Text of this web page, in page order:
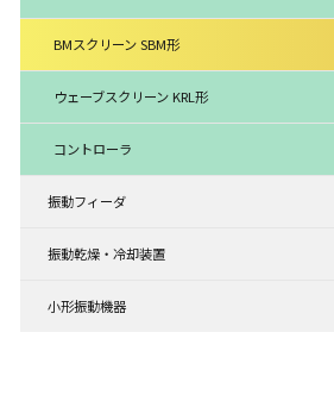
BMスクリーン SBM形
ウェーブスクリーン KRL形
コントローラ
振動フィーダ
振動乾燥・冷却装置
小形振動機器